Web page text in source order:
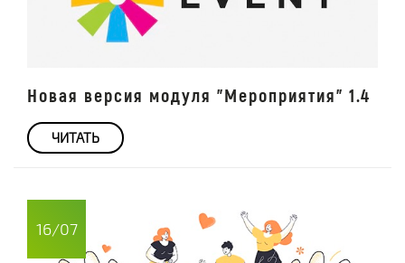
Новая версия модуля "Мероприятия" 1.4
ЧИТАТЬ
16/07